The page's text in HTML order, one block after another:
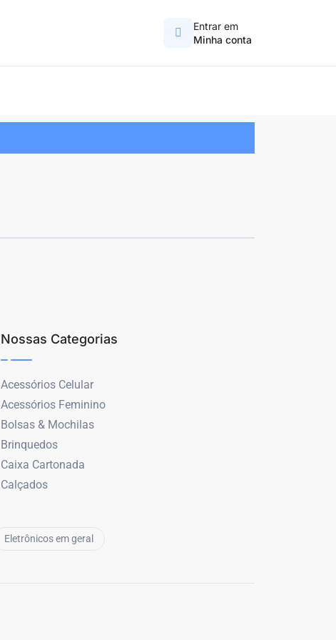
Entrar em
Minha conta
Nossas Categorias
Acessórios Celular
Acessórios Feminino
Bolsas & Mochilas
Brinquedos
Caixa Cartonada
Calçados
Eletrônicos em geral